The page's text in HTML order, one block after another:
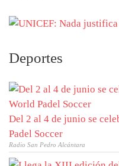
Deportes
Del 2 al 4 de junio se
Padel Soccer
Radio San Pedro Alcántara